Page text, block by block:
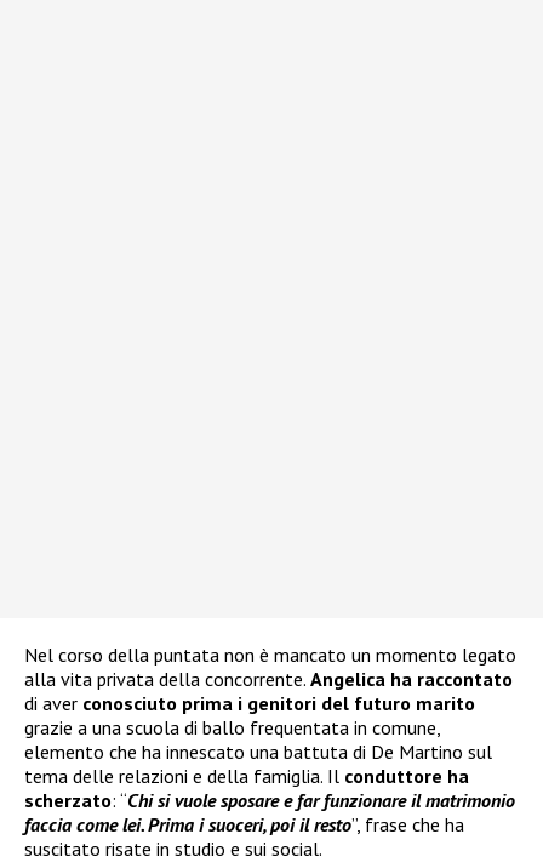
Nel corso della puntata non è mancato un momento legato
alla vita privata della concorrente. Angelica ha raccontato
di aver conosciuto prima i genitori del futuro marito
grazie a una scuola di ballo frequentata in comune,
elemento che ha innescato una battuta di De Martino sul
tema delle relazioni e della famiglia. Il conduttore ha
scherzato: “Chi si vuole sposare e far funzionare il matrimonio
faccia come lei. Prima i suoceri, poi il resto”, frase che ha
suscitato risate in studio e sui social.